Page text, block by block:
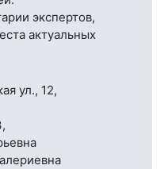
экспертов,
актуальных
ул., 12,
,